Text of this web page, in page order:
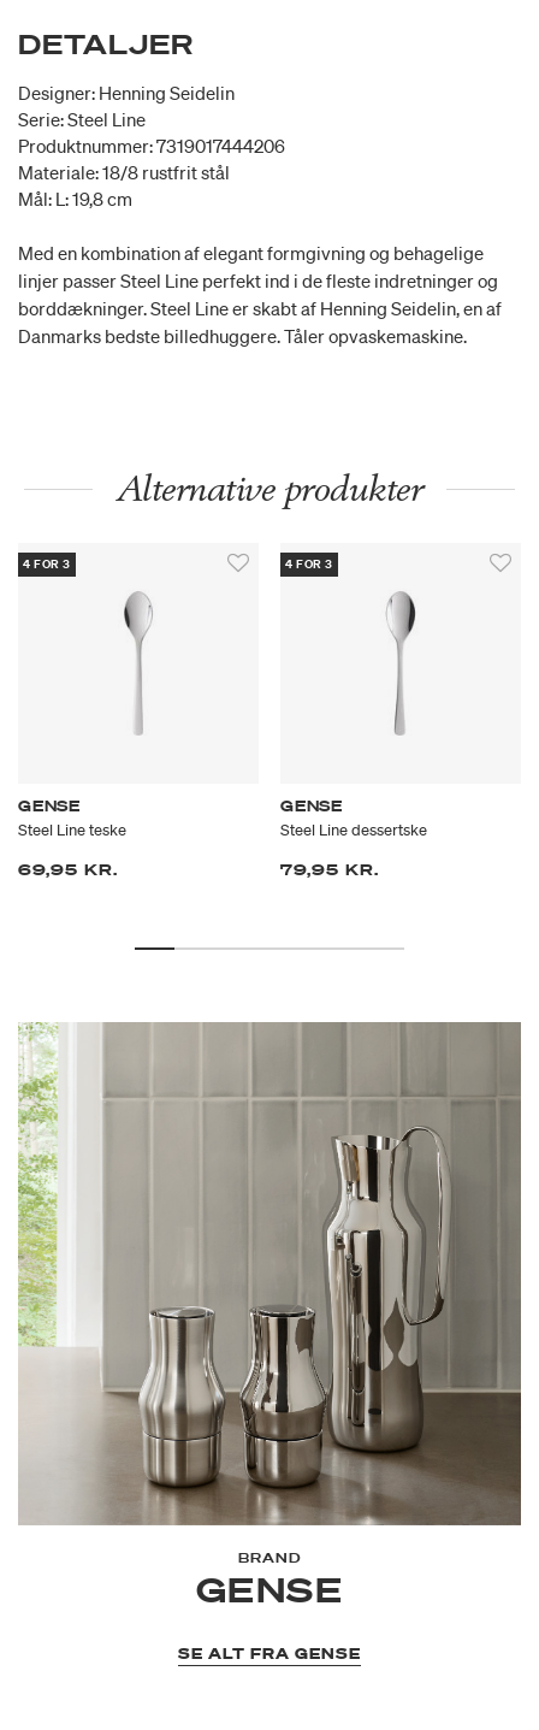
DETALJER
Designer: Henning Seidelin
Serie: Steel Line
Produktnummer: 7319017444206
Materiale: 18/8 rustfrit stål
Mål: L: 19,8 cm
Med en kombination af elegant formgivning og behagelige
linjer passer Steel Line perfekt ind i de fleste indretninger og
borddækninger. Steel Line er skabt af Henning Seidelin, en af
Danmarks bedste billedhuggere. Tåler opvaskemaskine.
Alternative produkter
4 FOR 3
GENSE
Steel Line teske
69,95 KR.
4 FOR 3
GENSE
Steel Line dessertske
79,95 KR.
BRAND
GENSE
SE ALT FRA GENSE